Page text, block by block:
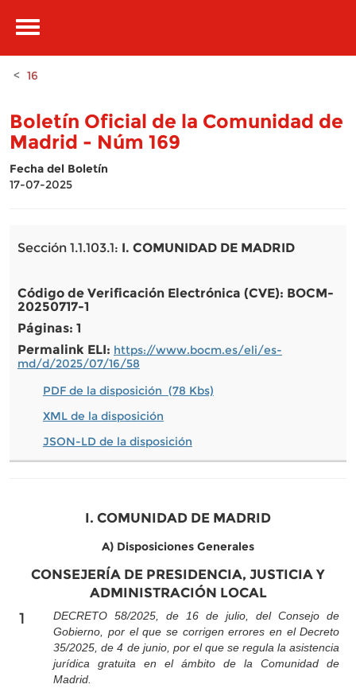
Toggle
16
Boletín Oficial de la Comunidad de
Madrid - Núm 169
Fecha del Boletín
17-07-2025
Sección 1.1.103.1: I. COMUNIDAD DE MADRID
Código de Verificación Electrónica (CVE): BOCM-
20250717-1
Páginas: 1
Permalink ELI: https://www.bocm.es/eli/es-
md/d/2025/07/16/58
PDF de la disposición (78 Kbs)
XML de la disposición
JSON-LD de la disposición
I. COMUNIDAD DE MADRID
A) Disposiciones Generales
CONSEJERÍA DE PRESIDENCIA, JUSTICIA Y
ADMINISTRACIÓN LOCAL
1
DECRETO 58/2025, de 16 de julio, del Consejo de
Gobierno, por el que se corrigen errores en el Decreto
35/2025, de 4 de junio, por el que se regula la asistencia
jurídica gratuita en el ámbito de la Comunidad de
Madrid.